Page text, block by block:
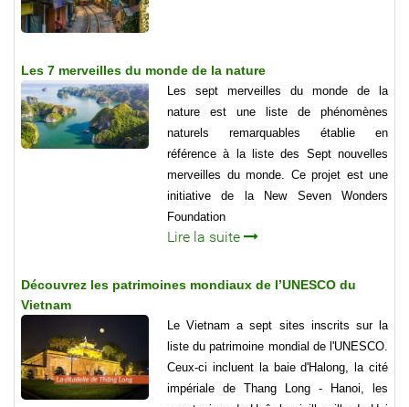
Les 7 merveilles du monde de la nature
Les sept merveilles du monde de la
nature est une liste de phénomènes
naturels remarquables établie en
référence à la liste des Sept nouvelles
merveilles du monde. Ce projet est une
initiative de la New Seven Wonders
Foundation
Lire la suite
Découvrez les patrimoines mondiaux de l’UNESCO du
Vietnam
Le Vietnam a sept sites inscrits sur la
liste du patrimoine mondial de l'UNESCO.
Ceux-ci incluent la baie d'Halong, la cité
impériale de Thang Long - Hanoi, les